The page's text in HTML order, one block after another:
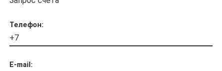
Телефон:
E-mail: